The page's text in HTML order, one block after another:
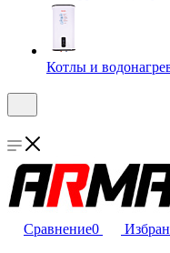
Котлы и
Сравнение0